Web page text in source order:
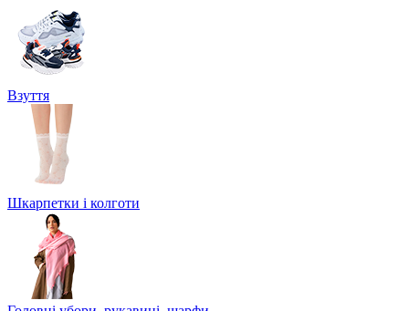
Взуття
Шкарпетки і колготи